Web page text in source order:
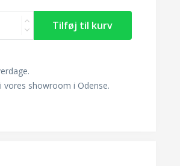
vores showroom i Odense.